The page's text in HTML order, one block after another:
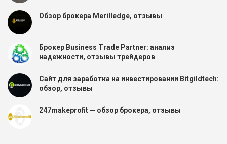
Обзор брокера Merilledge, отзывы
Брокер Business Trade Partner: анализ
надежности, отзывы трейдеров
Сайт для заработка на инвестировании Bitgildtech:
обзор, отзывы
247makeprofit — обзор брокера, отзывы